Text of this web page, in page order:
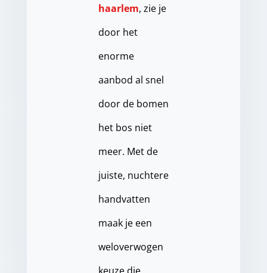
haarlem, zie je
door het
enorme
aanbod al snel
door de bomen
het bos niet
meer. Met de
juiste, nuchtere
handvatten
maak je een
weloverwogen